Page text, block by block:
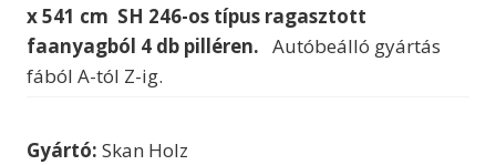
x 541 cm SH 246-os típus ragasztott
faanyagból 4 db pilléren. Autóbeálló gyártás
fából A-tól Z-ig.
Gyártó: Skan Holz